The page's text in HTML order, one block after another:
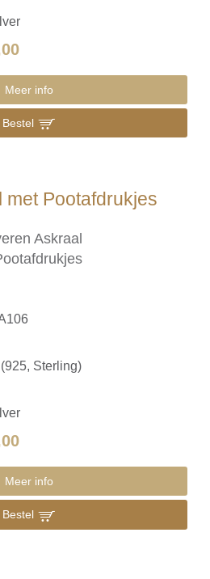
Meer info
Bestel
met Pootafdrukjes
Sterling)
Meer info
Bestel